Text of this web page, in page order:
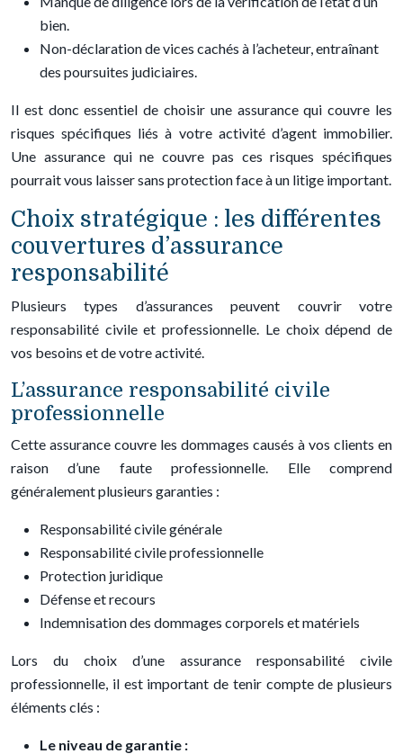
bien.
Non-déclaration de vices cachés à l’acheteur, entraînant
des poursuites judiciaires.
Il est donc essentiel de choisir une assurance qui couvre les
risques spécifiques liés à votre activité d’agent immobilier.
Une assurance qui ne couvre pas ces risques spécifiques
pourrait vous laisser sans protection face à un litige important.
Choix stratégique : les différentes
couvertures d’assurance
responsabilité
Plusieurs types d’assurances peuvent couvrir votre
responsabilité civile et professionnelle. Le choix dépend de
vos besoins et de votre activité.
L’assurance responsabilité civile
professionnelle
Cette assurance couvre les dommages causés à vos clients en
raison d’une faute professionnelle. Elle comprend
généralement plusieurs garanties :
Responsabilité civile générale
Responsabilité civile professionnelle
Protection juridique
Défense et recours
Indemnisation des dommages corporels et matériels
Lors du choix d’une assurance responsabilité civile
professionnelle, il est important de tenir compte de plusieurs
éléments clés :
Le niveau de garantie :